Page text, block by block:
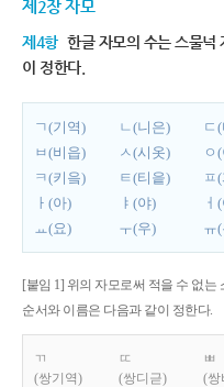
제2장 자모
제4항 한글 자모의 수는 스물넉
이 정한다.
ㄱ(기역) ㄴ(니은) ㄷ
ㅂ(비읍)
ㅅ(시옷) ㅇ
ㅋ(키읔)
ㅌ(티읕) ㅍ
ㅏ(아)
ㅑ(야) ㅓ
ㅛ(요)
ㅜ(우) ㅠ
[붙임 1] 위의 자모로써 적을 수 없는
순서와 이름은 다음과 같이 정한다.
ㄲ
(쌍기역)
ㄸ
(쌍디귿)
ㅃ
(쌍